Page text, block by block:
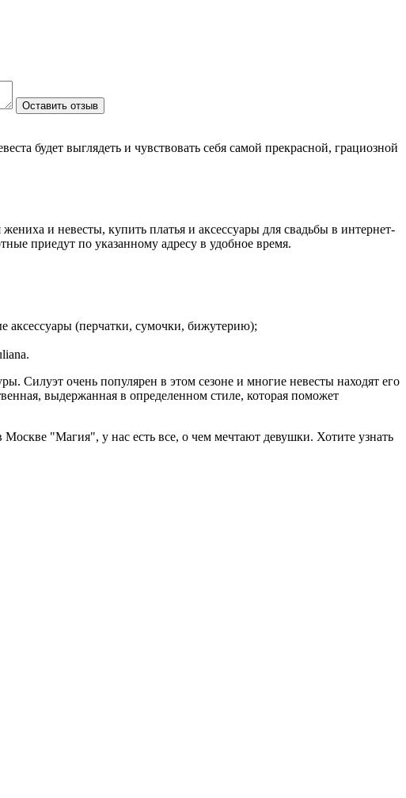
Оставить отзыв
будет выглядеть и чувствовать себя самой прекрасной, грациозной
и невесты, купить платья и аксессуары для свадьбы в интернет-
приедут по указанному адресу в удобное время.
аксессуары (перчатки, сумочки, бижутерию);
Силуэт очень популярен в этом сезоне и многие невесты находят его
выдержанная в определенном стиле, которая поможет
"Магия", у нас есть все, о чем мечтают девушки. Хотите узнать